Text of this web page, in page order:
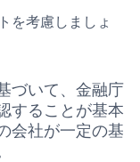
を考慮しましょ
づいて、金融庁
することが基本
会社が一定の基